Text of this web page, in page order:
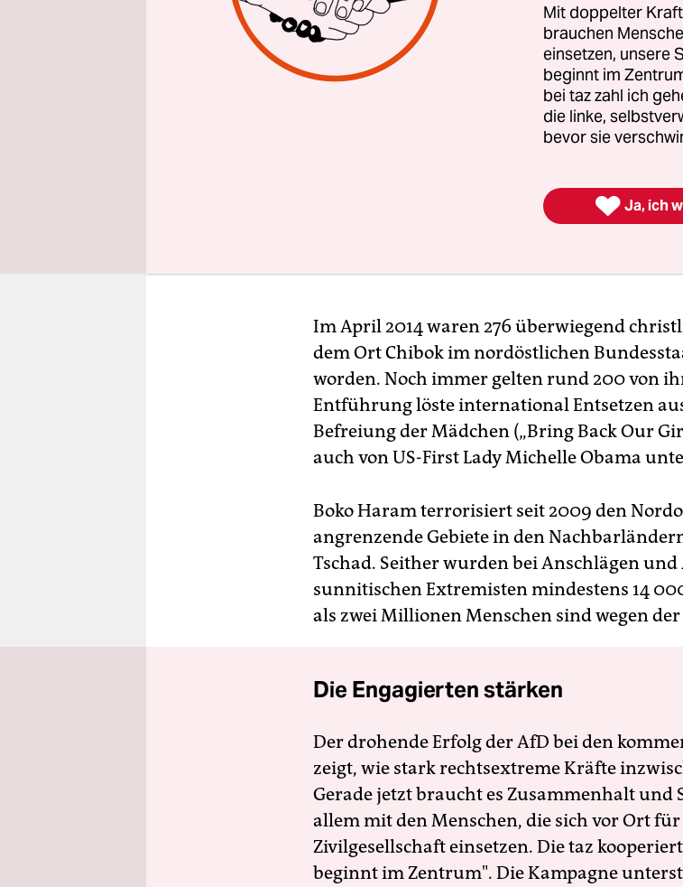
Im April 2014 waren 276 überwiegend
dem Ort Chibok im nordöstlichen
worden. Noch immer gelten rund 200 von
Entführung löste international Entsetzen
Befreiung der Mädchen („Bring Back Our
auch von US-First Lady Michelle Obama
Boko Haram terrorisiert seit 2009 den
angrenzende Gebiete in den
Tschad. Seither wurden bei Anschlägen
sunnitischen Extremisten mindestens 14
als zwei Millionen Menschen sind wegen
Die Engagierten stärken
Der drohende Erfolg der AfD bei den
zeigt, wie stark rechtsextreme Kräfte
Gerade jetzt braucht es Zusammenhalt
allem mit den Menschen, die sich vor Ort
Zivilgesellschaft einsetzen. Die taz
beginnt im Zentrum". Die Kampagne
Mit doppelter
brauchen
einsetzen, unsere
beginnt im
bei taz zahl ich
die linke,
bevor sie
 Ja, ich